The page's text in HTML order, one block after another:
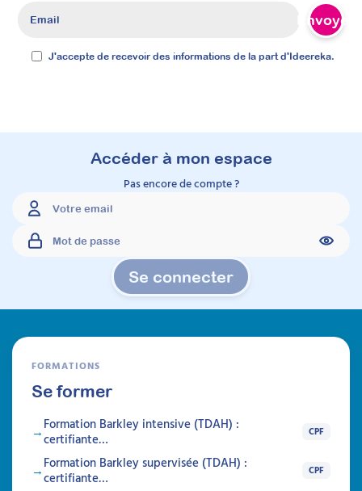
Envoyer
J'accepte de recevoir des informations de la part d'Ideereka.
Accéder à mon espace
Pas encore de compte ?
Se connecter
FORMATIONS
Se former
Formation Barkley intensive (TDAH) :
certifiante…
CPF
Formation Barkley supervisée (TDAH) :
certifiante…
CPF